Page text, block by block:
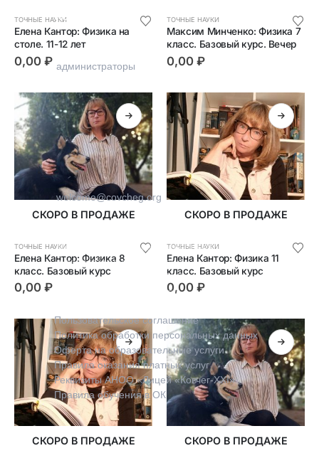
ТОЧНЫЕ НАУКИ
Елена Кантор: Физика на
столе. 11-12 лет
0,00 ₽
ТОЧНЫЕ НАУКИ
Максим Минченко: Физика 7
класс. Базовый курс. Вечер
0,00 ₽
СКОРО В ПРОДАЖЕ
ТОЧНЫЕ НАУКИ
Елена Кантор: Физика 8
класс. Базовый курс
0,00 ₽
СКОРО В ПРОДАЖЕ
ТОЧНЫЕ НАУКИ
Елена Кантор: Физика 11
класс. Базовый курс
0,00 ₽
СКОРО В ПРОДАЖЕ СКОРО В ПРОДАЖЕ
администраторы
welcome@covcheg.org
Контакты
Мы заботимся о безопасности ваших данных
и работаем в соответствии
с законодательством РФ. Вы можете подробно
изучить наши регламенты:
Пользовательское соглашение
Политика обработки персональных данных
Оферта на образовательные услуги
Правила оказания платных услуг
Реквизиты АНОО «Лицей «Ковчег-XXI»
Правила обучения в ОК